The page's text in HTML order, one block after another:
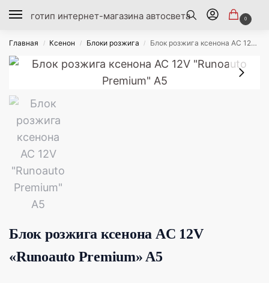
0
Главная / Ксенон / Блоки розжига / Блок розжига ксенона AC 12V «Runoauto Premium» A5
Блок розжига ксенона AC 12V
«Runoauto Premium» A5